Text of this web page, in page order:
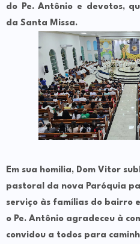
do Pe. Antônio e devotos,
da Santa Missa.
Em sua homilia, Dom Vitor
pastoral da nova Paróquia
serviço às famílias do bairro
o Pe. Antônio agradeceu à
convidou a todos para